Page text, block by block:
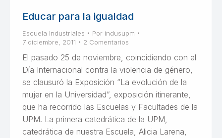
Educar para la igualdad
Escuela Industriales Por indusupm
7 diciembre, 2011
2 Comentarios
El pasado 25 de noviembre, coincidiendo con el
Día Internacional contra la violencia de género,
se clausuró la Exposición “La evolución de la
mujer en la Universidad”, exposición itinerante,
que ha recorrido las Escuelas y Facultades de la
UPM. La primera catedrática de la UPM,
catedrática de nuestra Escuela, Alicia Larena,